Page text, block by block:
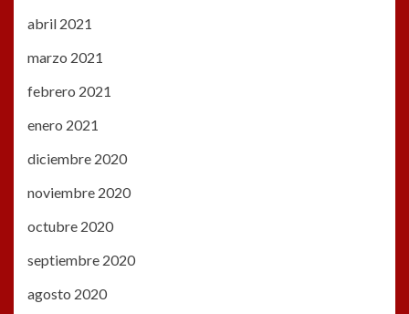
abril 2021
marzo 2021
febrero 2021
enero 2021
diciembre 2020
noviembre 2020
octubre 2020
septiembre 2020
agosto 2020